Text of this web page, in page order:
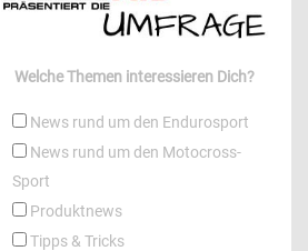
Welche Themen interessieren Dich?
News rund um den Endurosport
News rund um den Motocross-
Sport
Produktnews
Tipps & Tricks